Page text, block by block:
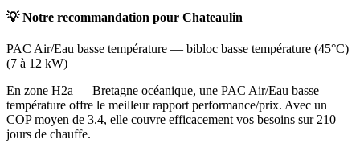
💡 Notre recommandation pour Chateaulin
PAC Air/Eau basse température — bibloc basse température (45°C)
(7 à 12 kW)
En zone H2a — Bretagne océanique, une PAC Air/Eau basse
température offre le meilleur rapport performance/prix. Avec un
COP moyen de 3.4, elle couvre efficacement vos besoins sur 210
jours de chauffe.